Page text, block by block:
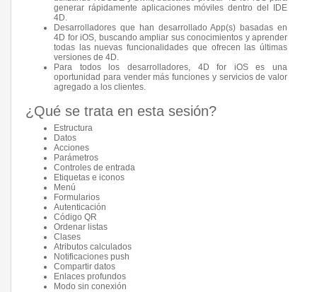
generar rápidamente aplicaciones móviles dentro del IDE
4D.
Desarrolladores que han desarrollado App(s) basadas en
4D for iOS, buscando ampliar sus conocimientos y aprender
todas las nuevas funcionalidades que ofrecen las últimas
versiones de 4D.
Para todos los desarrolladores, 4D for iOS es una
oportunidad para vender más funciones y servicios de valor
agregado a los clientes.
¿Qué se trata en esta sesión?
Estructura
Datos
Acciones
Parámetros
Controles de entrada
Etiquetas e iconos
Menú
Formularios
Autenticación
Código QR
Ordenar listas
Clases
Atributos calculados
Notificaciones push
Compartir datos
Enlaces profundos
Modo sin conexión